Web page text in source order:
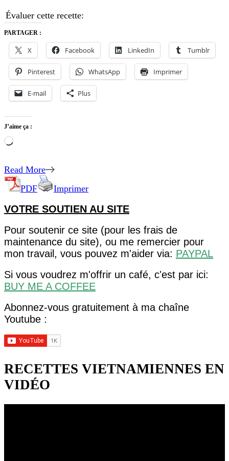
Évaluer cette recette:
PARTAGER :
X Facebook LinkedIn Tumblr
Pinterest WhatsApp Imprimer
E-mail Plus
J’aime ça :
Chargement…
Read More
PDF
Imprimer
VOTRE SOUTIEN AU SITE
Pour soutenir ce site (pour les frais de
maintenance du site), ou me remercier pour
mon travail, vous pouvez m'aider via: PAYPAL
Si vous voudrez m'offrir un café, c'est par ici:
BUY ME A COFFEE
Abonnez-vous gratuitement à ma chaîne
Youtube :
RECETTES VIETNAMIENNES EN
VIDÉO